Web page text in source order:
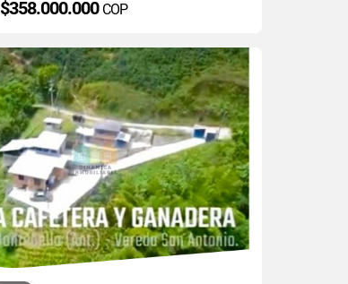
$358.000.000 COP